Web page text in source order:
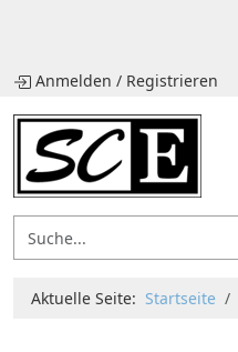
Anmelden / Registrieren
Aktuelle Seite: Startseite